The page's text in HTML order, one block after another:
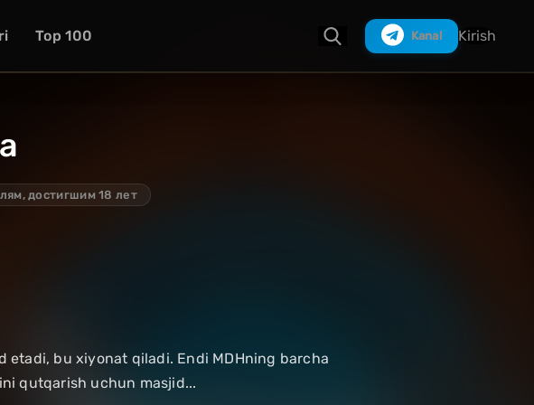
Top 100 Kanal Kirish
достигшим 18 лет
bu xiyonat qiladi. Endi MDHning barcha
qutqarish uchun masjid...